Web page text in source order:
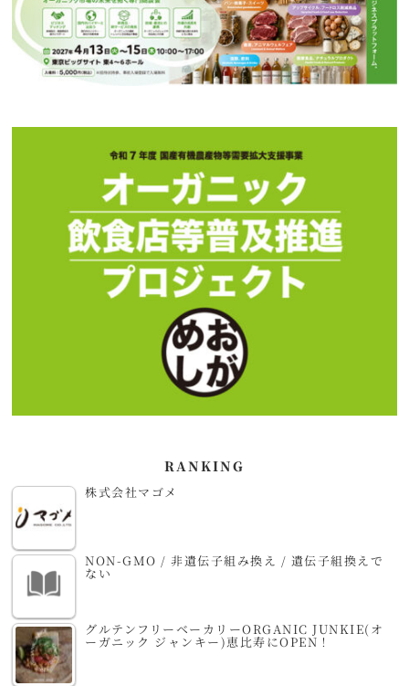
RANKING
株式会社マゴメ
NON-GMO / 非遺伝子組み換え / 遺伝子組換えで
ない
グルテンフリーベーカリーORGANIC JUNKIE(オ
ーガニック ジャンキー)恵比寿にOPEN！